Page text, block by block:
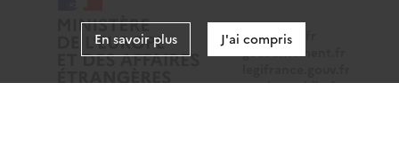
data.gouv.fr
gouvernement.fr
service-public.fr
En savoir plus J'ai compris